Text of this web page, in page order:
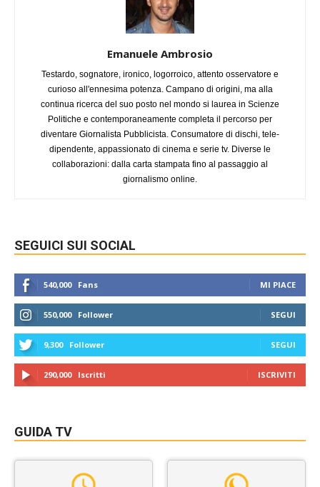
Emanuele Ambrosio
Testardo, sognatore, ironico, logorroico, attento osservatore e
curioso all'ennesima potenza. Campano di origini, ma alla
continua ricerca del suo posto nel mondo si laurea in Scienze
Politiche e contemporaneamente completa il percorso per
diventare Giornalista Pubblicista. Consumatore di dischi, tele-
dipendente, appassionato di cinema e serie tv. Diverse le
collaborazioni: dalla carta stampata fino al passaggio al
giornalismo online.
SEGUICI SUI SOCIAL
540,000 Fans MI PIACE
550,000 Follower SEGUI
9,300 Follower SEGUI
290,000 Iscritti ISCRIVITI
GUIDA TV